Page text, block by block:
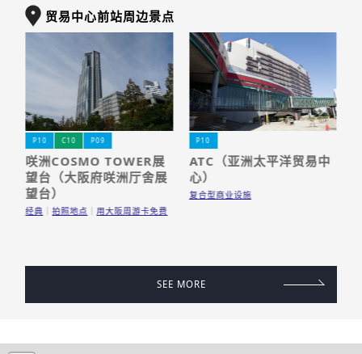
贸易中心前站周边景点
P10 C10 P09
咲洲COSMO TOWER展
望台（大阪府咲洲厅舍展
望台）
经典 拍照地点 用大阪周游卡免费
P10
ATC（亚洲太平洋贸易中
心）
复合型商业设施
SEE MORE